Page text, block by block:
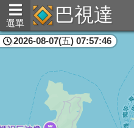
選單 巴視達
連江縣
2026-08-07(五) 07:57:46